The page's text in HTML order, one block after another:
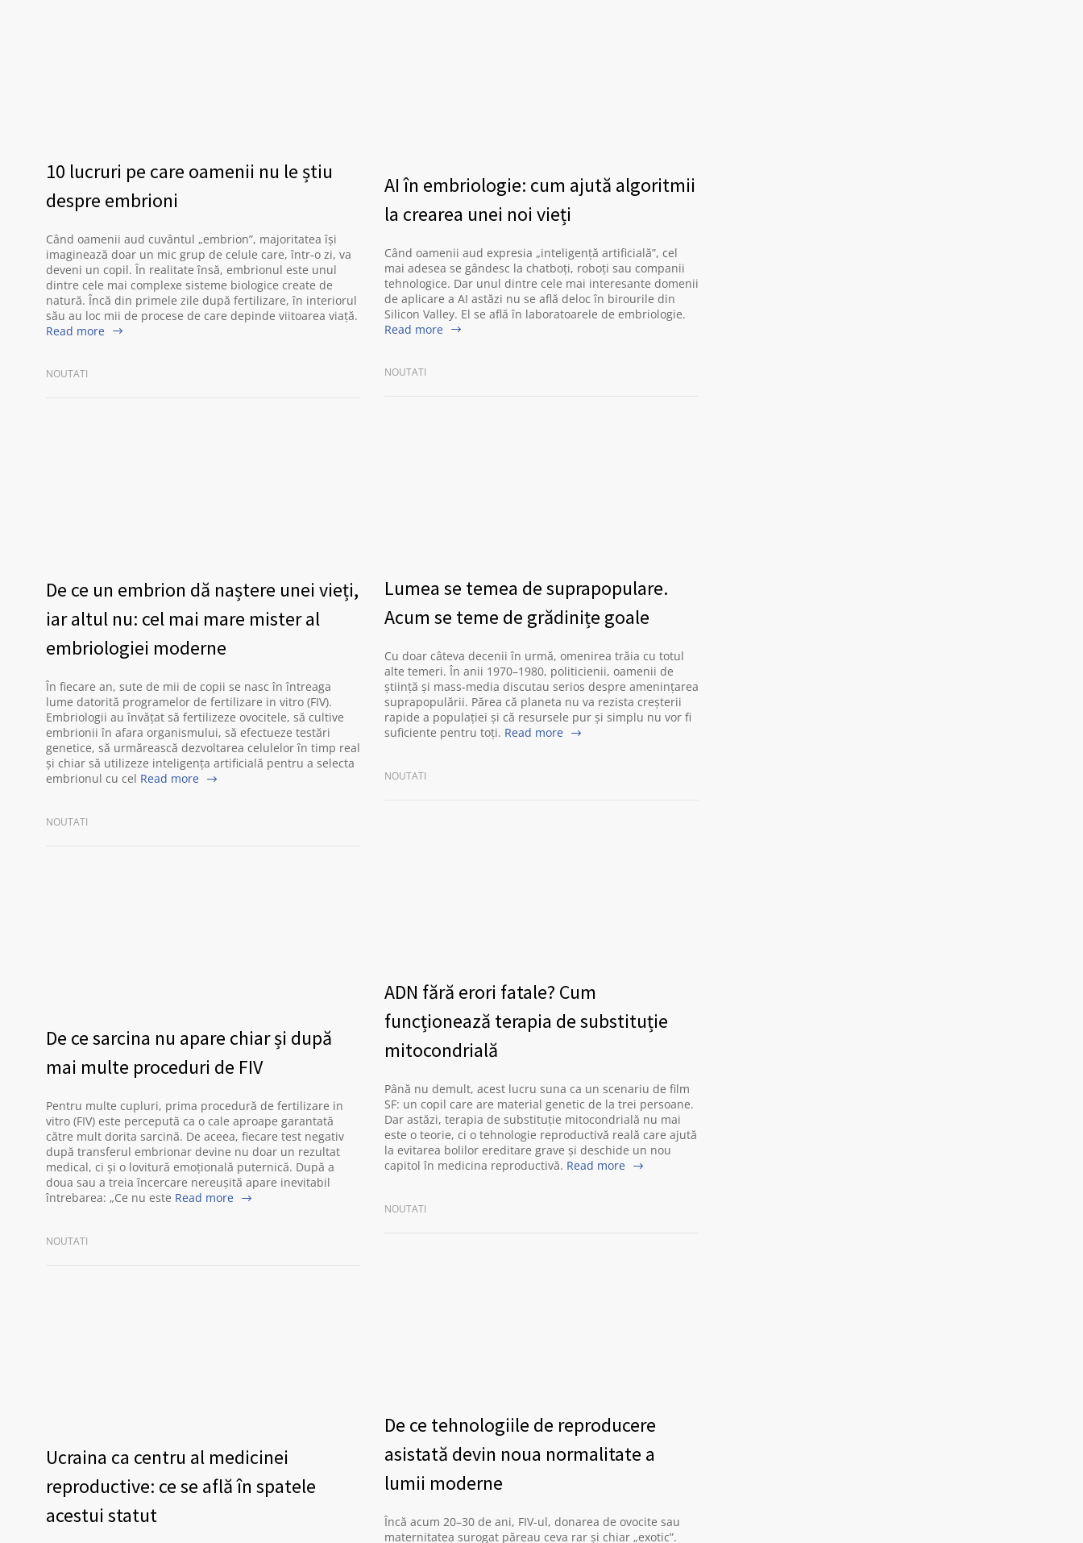
10 lucruri pe care oamenii nu le știu
despre embrioni
Când oamenii aud cuvântul „embrion”, majoritatea își
imaginează doar un mic grup de celule care, într-o zi, va
deveni un copil. În realitate însă, embrionul este unul
dintre cele mai complexe sisteme biologice create de
natură. Încă din primele zile după fertilizare, în interiorul
său au loc mii de procese de care depinde viitoarea viață.
Read more
NOUTATI
De ce un embrion dă naștere unei vieți,
iar altul nu: cel mai mare mister al
embriologiei moderne
În fiecare an, sute de mii de copii se nasc în întreaga
lume datorită programelor de fertilizare in vitro (FIV).
Embriologii au învățat să fertilizeze ovocitele, să cultive
embrionii în afara organismului, să efectueze testări
genetice, să urmărească dezvoltarea celulelor în timp real
și chiar să utilizeze inteligența artificială pentru a selecta
embrionul cu cel Read more
NOUTATI
De ce sarcina nu apare chiar și după
mai multe proceduri de FIV
Pentru multe cupluri, prima procedură de fertilizare in
vitro (FIV) este percepută ca o cale aproape garantată
către mult dorita sarcină. De aceea, fiecare test negativ
după transferul embrionar devine nu doar un rezultat
medical, ci și o lovitură emoțională puternică. După a
doua sau a treia încercare nereușită apare inevitabil
întrebarea: „Ce nu este Read more
NOUTATI
Ucraina ca centru al medicinei
reproductive: ce se află în spatele
acestui statut
AI în embriologie: cum ajută algoritmii
la crearea unei noi vieți
Când oamenii aud expresia „inteligență artificială”, cel
mai adesea se gândesc la chatboți, roboți sau companii
tehnologice. Dar unul dintre cele mai interesante domenii
de aplicare a AI astăzi nu se află deloc în birourile din
Silicon Valley. El se află în laboratoarele de embriologie.
Read more
NOUTATI
Lumea se temea de suprapopulare.
Acum se teme de grădinițe goale
Cu doar câteva decenii în urmă, omenirea trăia cu totul
alte temeri. În anii 1970–1980, politicienii, oamenii de
știință și mass-media discutau serios despre amenințarea
suprapopulării. Părea că planeta nu va rezista creșterii
rapide a populației și că resursele pur și simplu nu vor fi
suficiente pentru toți. Read more
NOUTATI
ADN fără erori fatale? Cum
funcționează terapia de substituție
mitocondrială
Până nu demult, acest lucru suna ca un scenariu de film
SF: un copil care are material genetic de la trei persoane.
Dar astăzi, terapia de substituție mitocondrială nu mai
este o teorie, ci o tehnologie reproductivă reală care ajută
la evitarea bolilor ereditare grave și deschide un nou
capitol în medicina reproductivă. Read more
NOUTATI
De ce tehnologiile de reproducere
asistată devin noua normalitate a
lumii moderne
Încă acum 20–30 de ani, FIV-ul, donarea de ovocite sau
maternitatea surogat păreau ceva rar și chiar „exotic”.